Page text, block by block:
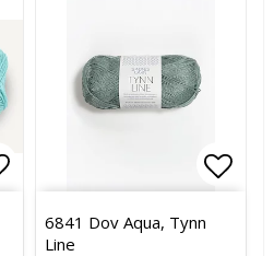
Lägg till i favoritlistan
6841 Dov Aqua, Tynn
Line